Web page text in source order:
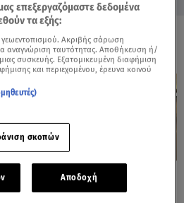
Πόρτο Ράφτη: Bίντεο
Ντοκουμέντο Από Το
επεξεργαζόμαστε δεδομένα
τα εξής:
Ακριβής σάρωση
αναγνώριση ταυτότητας. Αποθήκευση ή/
συσκευής. Εξατομικευμένη διαφήμιση
και περιεχομένου, έρευνα κοινού
σκοπών
Αποδοχή